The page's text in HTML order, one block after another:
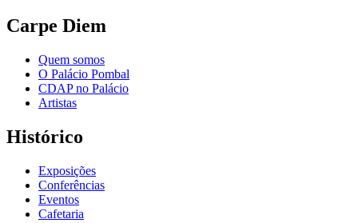
Carpe Diem
Quem somos
O Palácio Pombal
CDAP no Palácio
Artistas
Histórico
Exposições
Conferências
Eventos
Cafetaria